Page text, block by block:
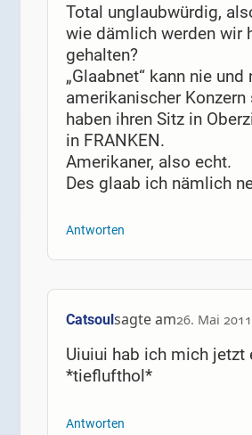
Total unglaubwürdig,
wie dämlich werden wir
gehalten?
„Glaabnet“ kann nie
amerikanischer Konzern
haben ihren Sitz in
in FRANKEN.
Amerikaner, also echt.
Des glaab ich nämlich
Antworten
Catsoulsagte am26. Mai
Uiuiui hab ich mich jetzt
*tieflufthol*
Antworten